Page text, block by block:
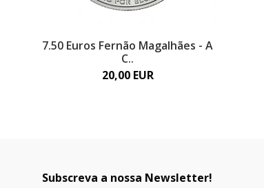
7.50 Euros Fernão Magalhães - A
C..
20,00 EUR
Subscreva a nossa Newsletter!